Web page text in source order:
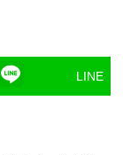
LINE